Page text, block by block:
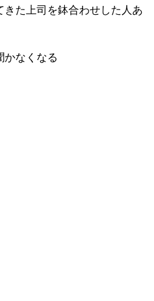
きた上司を鉢合わせした人あ
かなくなる